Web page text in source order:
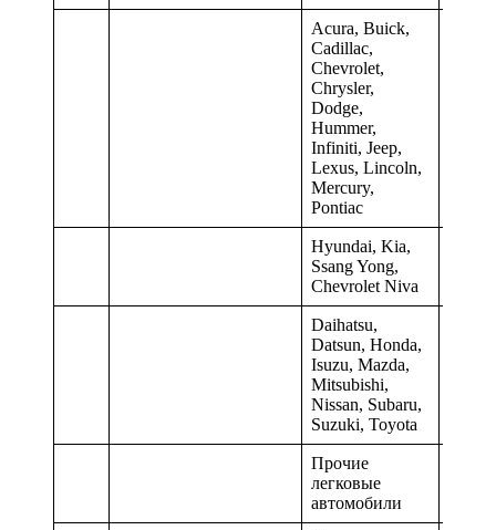
Acura, Buick,
Cadillac,
Chevrolet,
Chrysler,
Dodge,
Hummer,
Infiniti, Jeep,
Lexus, Lincoln,
Mercury,
Pontiac
Hyundai, Kia,
Ssang Yong,
Chevrolet Niva
Daihatsu,
Datsun, Honda,
Isuzu, Mazda,
Mitsubishi,
Nissan, Subaru,
Suzuki, Toyota
Прочие
легковые
автомобили